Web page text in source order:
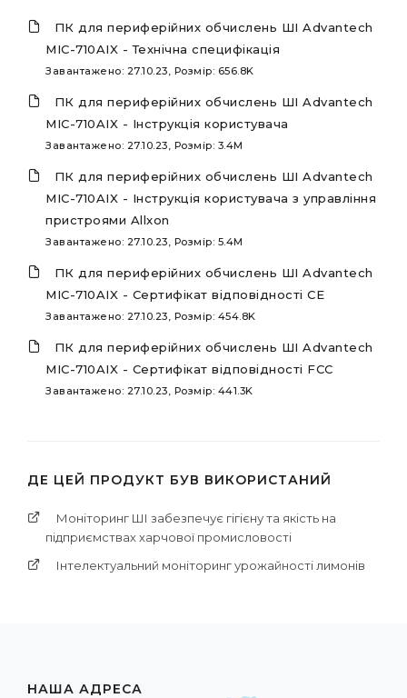
ПК для периферійних обчислень ШІ Advantech
MIC-710AIX - Технічна специфікація
Завантажено: 27.10.23, Розмір: 656.8K
ПК для периферійних обчислень ШІ Advantech
MIC-710AIX - Інструкція користувача
Завантажено: 27.10.23, Розмір: 3.4M
ПК для периферійних обчислень ШІ Advantech
MIC-710AIX - Інструкція користувача з управління
пристроями Allxon
Завантажено: 27.10.23, Розмір: 5.4M
ПК для периферійних обчислень ШІ Advantech
MIC-710AIX - Сертифікат відповідності CE
Завантажено: 27.10.23, Розмір: 454.8K
ПК для периферійних обчислень ШІ Advantech
MIC-710AIX - Сертифікат відповідності FCC
Завантажено: 27.10.23, Розмір: 441.3K
ДЕ ЦЕЙ ПРОДУКТ БУВ ВИКОРИСТАНИЙ
Моніторинг ШІ забезпечує гігієну та якість на
підприємствах харчової промисловості
Інтелектуальний моніторинг урожайності лимонів
НАША АДРЕСА